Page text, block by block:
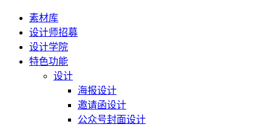
素材库
设计师招募
设计学院
特色功能
设计
海报设计
邀请函设计
公众号封面设计